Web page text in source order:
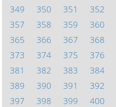
349
350 351 352
357
358 359 360
365
366 367 368
373
374 375 376
381
382 383 384
389
390 391 392
397
398 399 400